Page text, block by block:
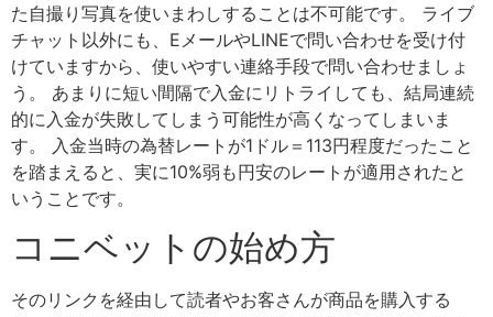
た自撮り写真を使いまわしすることは不可能です。 ライブ
チャット以外にも、EメールやLINEで問い合わせを受け付
けていますから、使いやすい連絡手段で問い合わせましょ
う。 あまりに短い間隔で入金にリトライしても、結局連続
的に入金が失敗してしまう可能性が高くなってしまいま
す。 入金当時の為替レートが1ドル＝113円程度だったこと
を踏まえると、実に10%弱も円安のレートが適用されたと
いうことです。
コニベットの始め方
そのリンクを経由して読者やお客さんが商品を購入する